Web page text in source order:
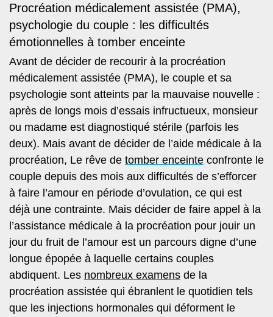
Procréation médicalement assistée (PMA),
psychologie du couple : les difficultés
émotionnelles à tomber enceinte
Avant de décider de recourir à la procréation
médicalement assistée (PMA), le couple et sa
psychologie sont atteints par la mauvaise nouvelle :
après de longs mois d’essais infructueux, monsieur
ou madame est diagnostiqué stérile (parfois les
deux). Mais avant de décider de l’aide médicale à la
procréation, Le rêve de tomber enceinte confronte le
couple depuis des mois aux difficultés de s’efforcer
à faire l’amour en période d’ovulation, ce qui est
déjà une contrainte. Mais décider de faire appel à la
l’assistance médicale à la procréation pour jouir un
jour du fruit de l’amour est un parcours digne d’une
longue épopée à laquelle certains couples
abdiquent. Les nombreux examens de la
procréation assistée qui ébranlent le quotidien tels
que les injections hormonales qui déforment le